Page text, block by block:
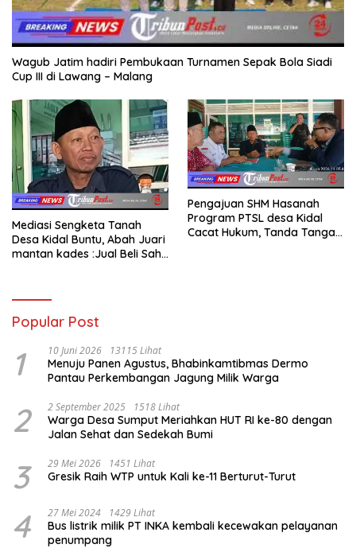
Wagub Jatim hadiri Pembukaan Turnamen Sepak Bola Siadi
Cup III di Lawang – Malang
Mediasi Sengketa Tanah
Desa Kidal Buntu, Abah Juari
mantan kades :Jual Beli Sah,
Membatalkan Hak Warga.
Pengajuan SHM Hasanah
Program PTSL desa Kidal
Cacat Hukum, Tanda Tangan
Popular Post
1 10 Juni 2026 13115 Lihat
Menuju Panen Agustus, Bhabinkamtibmas Dermo
Pantau Perkembangan Jagung Milik Warga
2 2 September 2025 1518 Lihat
Warga Desa Sumput Meriahkan HUT RI ke-80 dengan
Jalan Sehat dan Sedekah Bumi ‎
3 29 Mei 2026 1451 Lihat
Gresik Raih WTP untuk Kali ke-11 Berturut-Turut
4 27 Mei 2024 1429 Lihat
Bus listrik milik PT INKA kembali kecewakan pelayanan
penumpang